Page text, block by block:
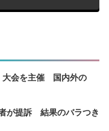
大会を主催 国内外の
が提訴 結果のバラつき